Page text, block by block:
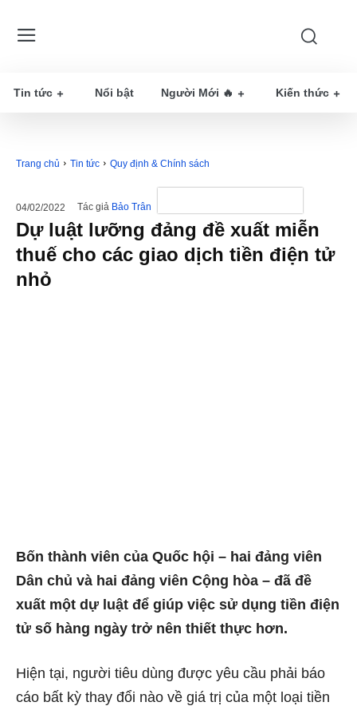
Tin tức Nổi bật Người Mới 🔥 Kiến thức
Trang chủ Tin tức Quy định & Chính sách
04/02/2022 Tác giả Bảo Trân
Dự luật lưỡng đảng đề xuất miễn
thuế cho các giao dịch tiền điện tử
nhỏ
Bốn thành viên của Quốc hội – hai đảng viên
Dân chủ và hai đảng viên Cộng hòa – đã đề
xuất một dự luật để giúp việc sử dụng tiền điện
tử số hàng ngày trở nên thiết thực hơn.
Hiện tại, người tiêu dùng được yêu cầu phải báo
cáo bất kỳ thay đổi nào về giá trị của một loại tiền